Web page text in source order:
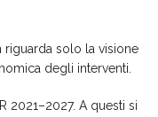
riguarda solo la visione
degli interventi.
2021–2027. A questi si